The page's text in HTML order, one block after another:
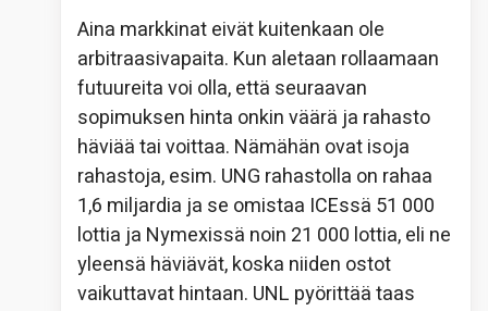
Aina markkinat eivät kuitenkaan ole
arbitraasivapaita. Kun aletaan rollaamaan
futuureita voi olla, että seuraavan
sopimuksen hinta onkin väärä ja rahasto
häviää tai voittaa. Nämähän ovat isoja
rahastoja, esim. UNG rahastolla on rahaa
1,6 miljardia ja se omistaa ICEssä 51 000
lottia ja Nymexissä noin 21 000 lottia, eli ne
yleensä häviävät, koska niiden ostot
vaikuttavat hintaan. UNL pyörittää taas